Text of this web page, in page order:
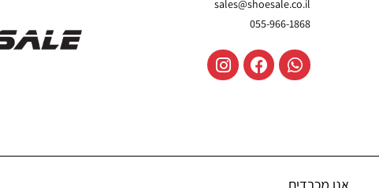
sales@shoesale.co.il
055-966-1868
אנו מכבדים